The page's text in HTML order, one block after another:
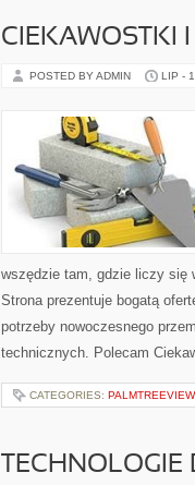
CIEKAWOSTKI
POSTED BY ADMIN LIP -
wszędzie tam, gdzie liczy się
Strona prezentuje bogatą
potrzeby nowoczesnego
technicznych. Polecam
CATEGORIES: PALMTREEVIEW